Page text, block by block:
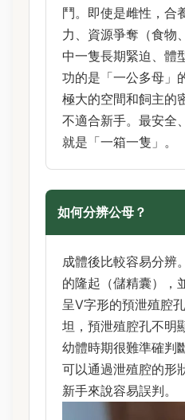
鬥。即使是雌性，合
力、資源爭奪（食物
中一隻長期緊迫、體
功的是「一公多母」
極大的空間和飼主的
不適合新手。最安全
就是「一箱一隻」。
如何分辨公母？
成體後比較容易分辨
的隆起（儲精囊），
呈V字形的預泄殖腔
坦，預泄殖腔孔不明
幼體時期很難準確判
可以通過泄殖腔的形
新手來說容易誤判。